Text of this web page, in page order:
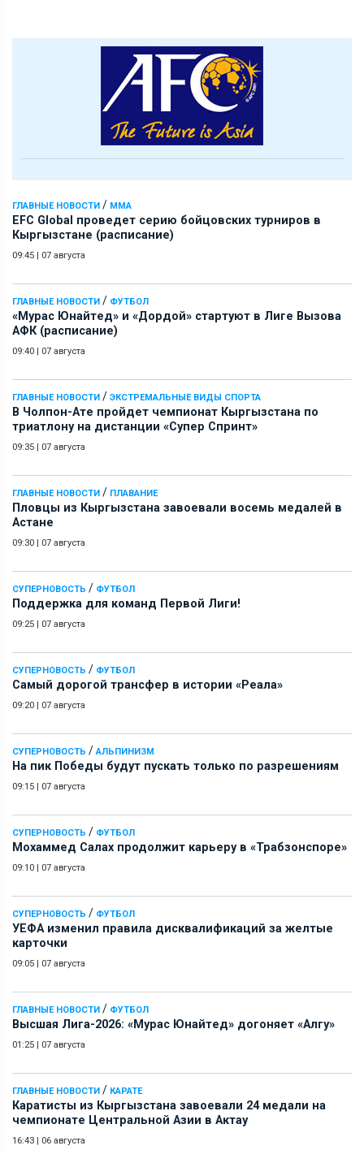
ГЛАВНЫЕ НОВОСТИ / ММА
EFC Global проведет серию бойцовских турниров в
Кыргызстане (расписание)
09:45 | 07 августа
ГЛАВНЫЕ НОВОСТИ / ФУТБОЛ
«Мурас Юнайтед» и «Дордой» стартуют в Лиге Вызова
АФК (расписание)
09:40 | 07 августа
ГЛАВНЫЕ НОВОСТИ / ЭКСТРЕМАЛЬНЫЕ ВИДЫ СПОРТА
В Чолпон-Ате пройдет чемпионат Кыргызстана по
триатлону на дистанции «Супер Спринт»
09:35 | 07 августа
ГЛАВНЫЕ НОВОСТИ / ПЛАВАНИЕ
Пловцы из Кыргызстана завоевали восемь медалей в
Астане
09:30 | 07 августа
СУПЕРНОВОСТЬ / ФУТБОЛ
Поддержка для команд Первой Лиги!
09:25 | 07 августа
СУПЕРНОВОСТЬ / ФУТБОЛ
Самый дорогой трансфер в истории «Реала»
09:20 | 07 августа
СУПЕРНОВОСТЬ / АЛЬПИНИЗМ
На пик Победы будут пускать только по разрешениям
09:15 | 07 августа
СУПЕРНОВОСТЬ / ФУТБОЛ
Мохаммед Салах продолжит карьеру в «Трабзонспоре»
09:10 | 07 августа
СУПЕРНОВОСТЬ / ФУТБОЛ
УЕФА изменил правила дисквалификаций за желтые
карточки
09:05 | 07 августа
ГЛАВНЫЕ НОВОСТИ / ФУТБОЛ
Высшая Лига-2026: «Мурас Юнайтед» догоняет «Алгу»
01:25 | 07 августа
ГЛАВНЫЕ НОВОСТИ / КАРАТЕ
Каратисты из Кыргызстана завоевали 24 медали на
чемпионате Центральной Азии в Актау
16:43 | 06 августа